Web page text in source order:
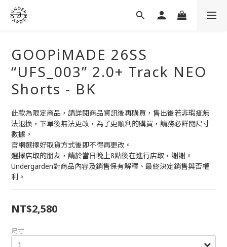
GOOPiMADE 26SS
“UFS_003” 2.0+ Track NEO
Shorts - BK
此款為限定商品，請詳閱商品資訊後再購買，售出後若非瑕疵無
法退換，下單後無法更改，為了更順利的購買，請務必詳閱尺寸
數據。
官網選擇好取貨方式後即不得再更改。
選擇店取的朋友，請於當日晚上8點後在進行店取，謝謝。
Undergarden對商品內容及銷售保有解釋、最終決定銷售與否權
利。
NT$2,580
尺寸